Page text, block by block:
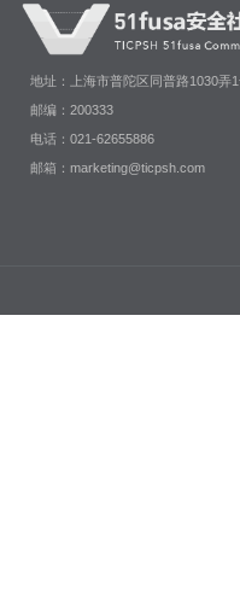
地址：上海市普陀区同普路1030弄
邮编：200333
电话：021-62655886
邮箱：marketing@ticpsh.com